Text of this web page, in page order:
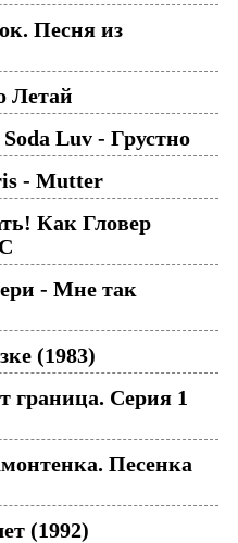
Песня из
Летай
Luv - Грустно
- Mutter
Как Гловер
- Мне так
(1983)
граница. Серия 1
Песенка
(1992)